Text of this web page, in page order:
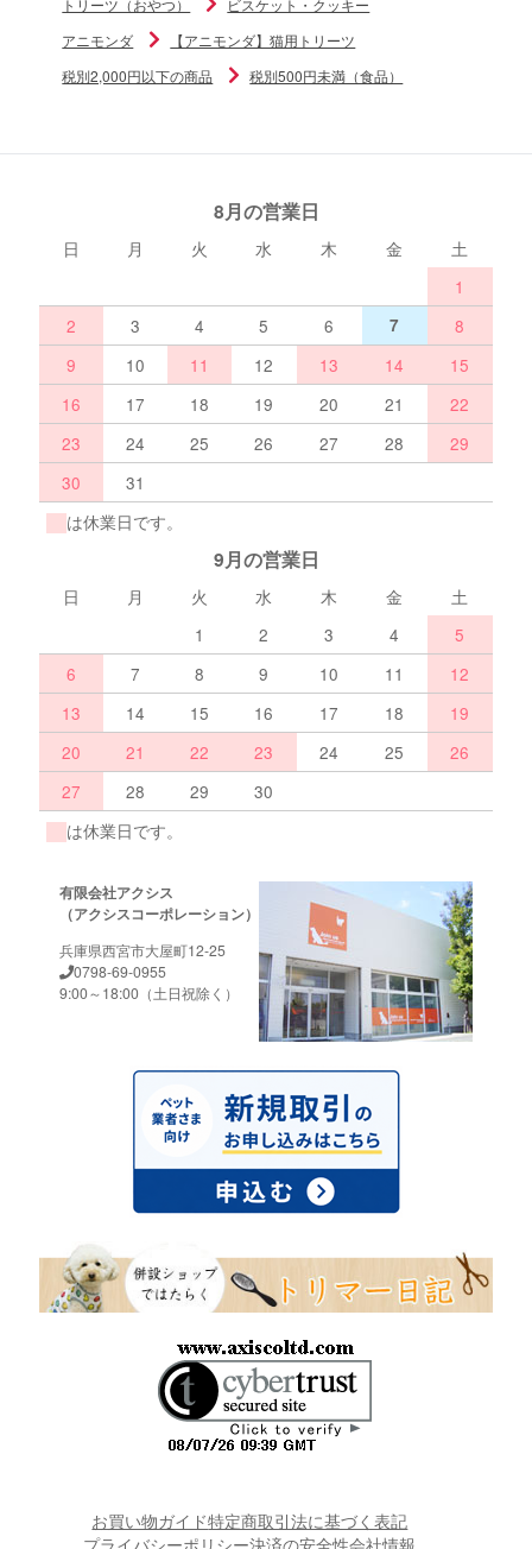
トリーツ（おやつ）
ビスケット・クッキー
アニモンダ
【アニモンダ】猫用トリーツ
税別2,000円以下の商品
税別500円未満（食品）
8月の営業日
日 月 火 水 木 金
土
1
2
3 4 5 6 7
8
9
10 11 12 13 14
15
16
17 18 19 20 21
22
23
24 25 26 27 28
29
30
31
は休業日です。
9月の営業日
日 月 火 水 木 金
土
1
2 3 4
5
6
7 8 9 10 11
12
13
14 15 16 17 18
19
20
21 22 23 24 25
26
27
28 29
30
は休業日です。
有限会社アクシス
（アクシスコーポレーション）
兵庫県西宮市大屋町12-25
0798-69-0955
9:00～18:00（土日祝除く）
お買い物ガイド特定商取引法に基づく表記
プライバシーポリシー決済の安全性会社情報